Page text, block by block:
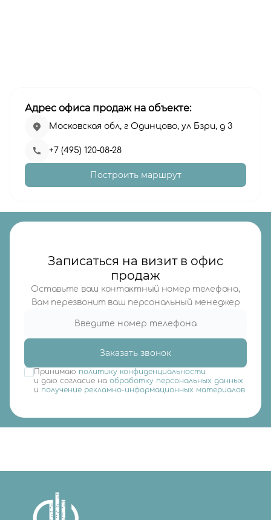
Адрес офиса продаж на объекте:
Московская обл, г Одинцово, ул Бзри, д 3
+7 (495) 120-08-28
Построить маршрут
Записаться на визит в офис
продаж
Оставьте ваш контактный номер телефона,
Вам перезвонит ваш персональный менеджер
Заказать звонок
Принимаю политику конфиденциальности
и даю согласие на обработку персональных данных
и получение рекламно-информационных материалов